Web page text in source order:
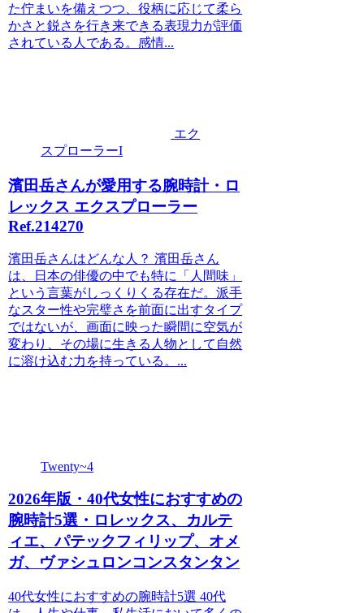
た佇まいを備えつつ、役柄に応じて柔ら
かさと鋭さを行き来できる表現力が評価
されている人である。感情...
エク
スプローラーI
濱田岳さんが愛用する腕時計・ロ
レックス エクスプローラー
Ref.214270
濱田岳さんはどんな人？ 濱田岳さん
は、日本の俳優の中でも特に「人間味」
という言葉がしっくりくる存在だ。派手
なスター性や完璧さを前面に出すタイプ
ではないが、画面に映った瞬間に空気が
変わり、その場に生きる人物として自然
に溶け込む力を持っている。...
Twenty~4
2026年版・40代女性におすすめの
腕時計5選・ロレックス、カルテ
ィエ、パテックフィリップ、オメ
ガ、ヴァシュロンコンスタンタン
40代女性におすすめの腕時計5選 40代